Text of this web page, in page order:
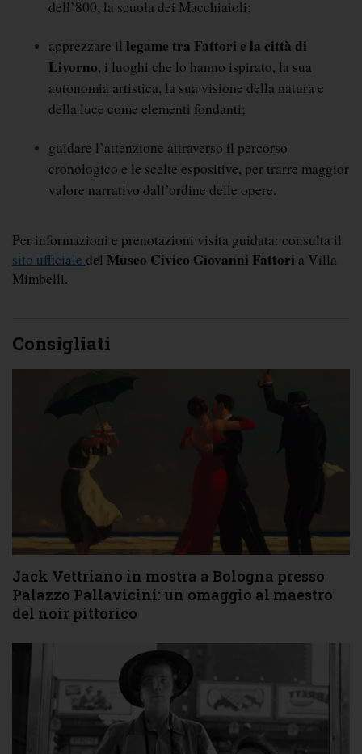
dell’800, la scuola dei Macchiaioli;
apprezzare il legame tra Fattori e la città di
Livorno, i luoghi che lo hanno ispirato, la sua
autonomia artistica, la sua visione della natura e
della luce come elementi fondanti;
guidare l’attenzione attraverso il percorso
cronologico e le scelte espositive, per trarre maggior
valore narrativo dall’ordine delle opere.
sito ufficiale del Museo Civico Giovanni Fattori a Villa
Mimbelli.
Consigliati
Jack Vettriano in mostra a Bologna presso
Palazzo Pallavicini: un omaggio al maestro
del noir pittorico